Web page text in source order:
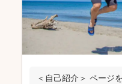
＜自己紹介＞ ページ